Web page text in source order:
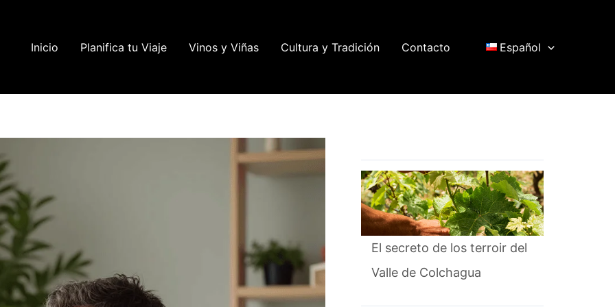
Inicio Planifica tu Viaje Vinos y Viñas Cultura y Tradición Contacto Español
El secreto de los terroir del
Valle de Colchagua